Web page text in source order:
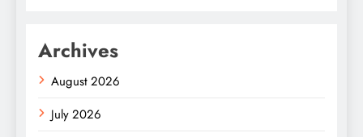
Archives
August 2026
July 2026